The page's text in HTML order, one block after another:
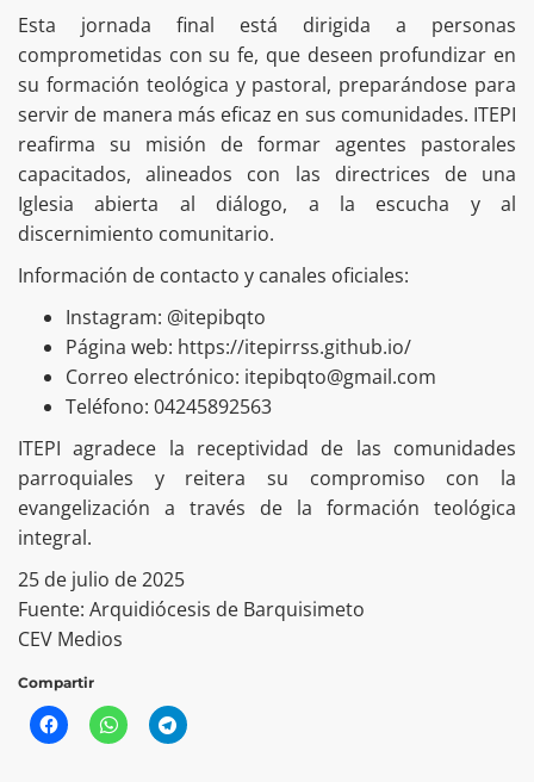
Esta jornada final está dirigida a personas
comprometidas con su fe, que deseen profundizar en
su formación teológica y pastoral, preparándose para
servir de manera más eficaz en sus comunidades. ITEPI
reafirma su misión de formar agentes pastorales
capacitados, alineados con las directrices de una
Iglesia abierta al diálogo, a la escucha y al
discernimiento comunitario.
Información de contacto y canales oficiales:
Instagram: @itepibqto
Página web: https://itepirrss.github.io/
Correo electrónico: itepibqto@gmail.com
Teléfono: 04245892563
ITEPI agradece la receptividad de las comunidades
parroquiales y reitera su compromiso con la
evangelización a través de la formación teológica
integral.
25 de julio de 2025
Fuente: Arquidiócesis de Barquisimeto
CEV Medios
Compartir